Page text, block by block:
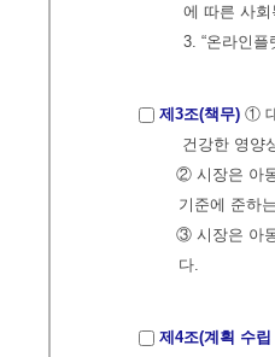
에 따른 사
3. “온라인
제3조(책무) ①
건강한 영양
② 시장은 아
기준에 준하
③ 시장은 아
다.
제4조(계획 수립